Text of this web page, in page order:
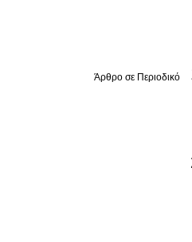
Άρθρο σε Περιοδικό